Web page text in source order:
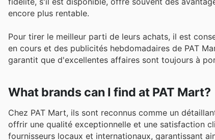
encore plus rentable.
Pour tirer le meilleur parti de leurs achats, il est
en cours et des publicités hebdomadaires de PAT
garantit que d'excellentes affaires sont toujours à
What brands can I find at PAT Mart?
Chez PAT Mart, ils sont reconnus comme un
offrir une qualité exceptionnelle et une satisfaction
fournisseurs locaux et internationaux, garantissant